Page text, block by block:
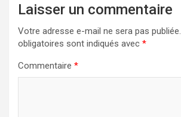
Laisser un commentaire
Votre adresse e-mail ne sera pas publiée.
obligatoires sont indiqués avec *
Commentaire *